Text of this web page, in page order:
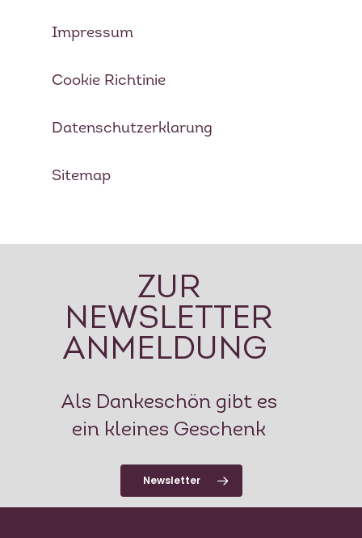
Impressum
Cookie Richtinie
Datenschutzerklarung
Sitemap
ZUR
NEWSLETTER
ANMELDUNG
Als Dankeschön gibt es
ein kleines Geschenk
Newsletter
PRESSE & MEDIEN
MENÜBEISPIELE
NEWSLETTER